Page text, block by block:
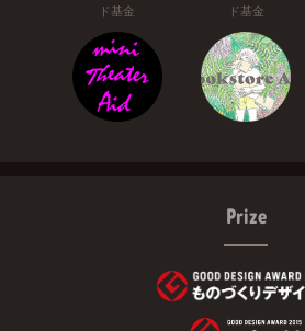
ド基金
ド基金
Prize